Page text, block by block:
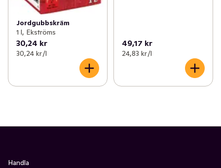
Jordgubbskräm
1 l, Ekströms
30,24 kr
30,24 kr /l
49,17 kr
24,83 kr /l
Handla